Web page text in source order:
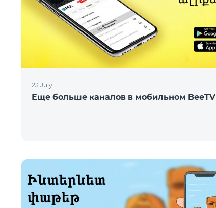
23 July
Еще больше каналов в мобильном BeeTV